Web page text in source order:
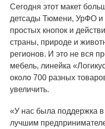
Сегодня этот макет
детсады Тюмени, УрФО
простых кнопок и
страны, природе и
регионов. И это не вся
мебель, линейка
около 700 разных
увеличить.
«У нас была поддержка в
лучшим